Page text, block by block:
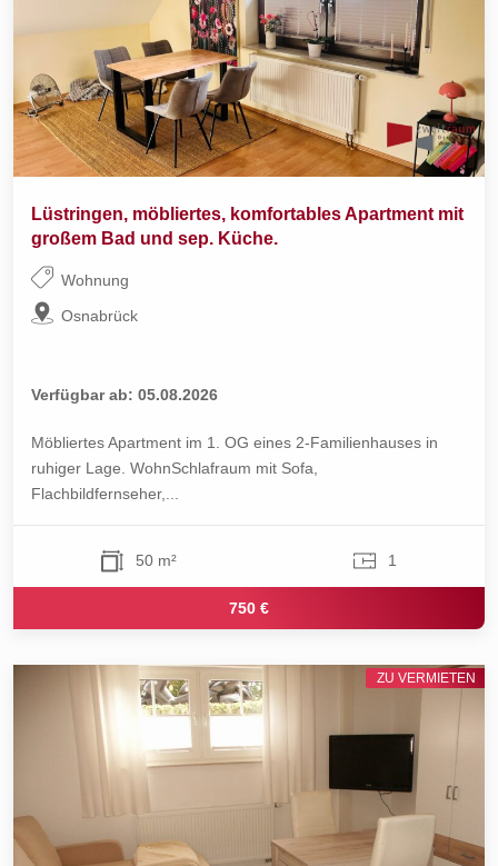
Lüstringen, möbliertes, komfortables Apartment mit
großem Bad und sep. Küche.
Wohnung
Osnabrück
Verfügbar ab: 05.08.2026
Möbliertes Apartment im 1. OG eines 2-Familienhauses in
ruhiger Lage. WohnSchlafraum mit Sofa,
Flachbildfernseher,...
50 m² 1
750 €
ZU VERMIETEN